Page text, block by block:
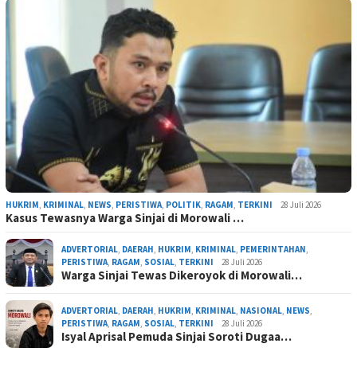
HUKRIM, KRIMINAL, NEWS, PERISTIWA, POLITIK, RAGAM, TERKINI 28 Juli 2026
Kasus Tewasnya Warga Sinjai di Morowali …
ADVERTORIAL, DAERAH, HUKRIM, KRIMINAL, PEMERINTAHAN,
PERISTIWA, RAGAM, SOSIAL, TERKINI 28 Juli 2026
Warga Sinjai Tewas Dikeroyok di Morowali…
ADVERTORIAL, DAERAH, HUKRIM, KRIMINAL, NASIONAL, NEWS,
PERISTIWA, RAGAM, SOSIAL, TERKINI 28 Juli 2026
Isyal Aprisal Pemuda Sinjai Soroti Dugaa…